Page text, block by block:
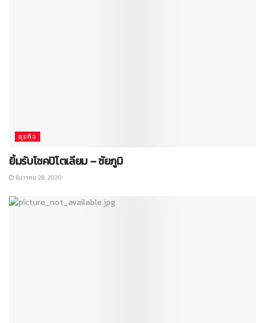
ธุรกิจ
ยิ้มรับโชคปิโตเลียม – ชัยภูมิ
ธันวาคม 28, 2020